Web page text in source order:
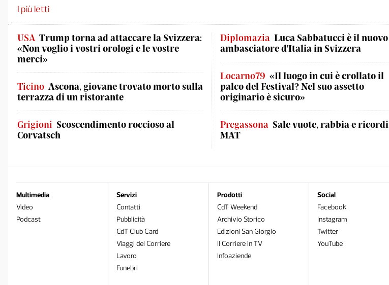
I più letti
USA Trump torna ad attaccare la Svizzera:
«Non voglio i vostri orologi e le vostre
merci»
Ticino Ascona, giovane trovato morto sulla
terrazza di un ristorante
Grigioni Scoscendimento roccioso al
Corvatsch
Diplomazia Luca Sabbatucci è il nuovo
ambasciatore d'Italia in Svizzera
Locarno79 «Il luogo in cui è crollato il
palco del Festival? Nel suo assetto
originario è sicuro»
Pregassona Sale vuote, rabbia e
MAT
Multimedia
Video
Podcast
Servizi
Contatti
Pubblicità
CdT Club Card
Viaggi del Corriere
Lavoro
Funebri
Prodotti
CdT Weekend
Archivio Storico
Edizioni San Giorgio
Il Corriere in TV
Infoaziende
Social
Facebook
Instagram
Twitter
YouTube